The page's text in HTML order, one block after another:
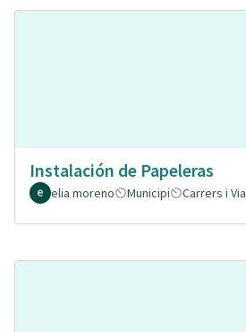
Instalación de Papeleras
elia moreno
Municipi Carrers i